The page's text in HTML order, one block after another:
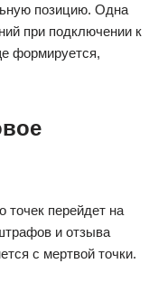
позицию. Одна
при подключении к
формируется,
точек перейдет на
и отзыва
с мертвой точки.